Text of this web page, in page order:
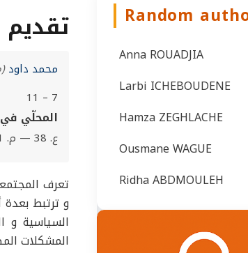
محمد داود
7 – 11
المحلّي
ع. 38 — م. 11 — 31/12/2007
تعرف
و ترتبط بعدة
السياسية و
المشكلات
Random
Anna ROUADJIA
Larbi ICHEBOUDENE
Hamza ZEGHLACHE
Ousmane WAGUE
Ridha ABDMOULEH